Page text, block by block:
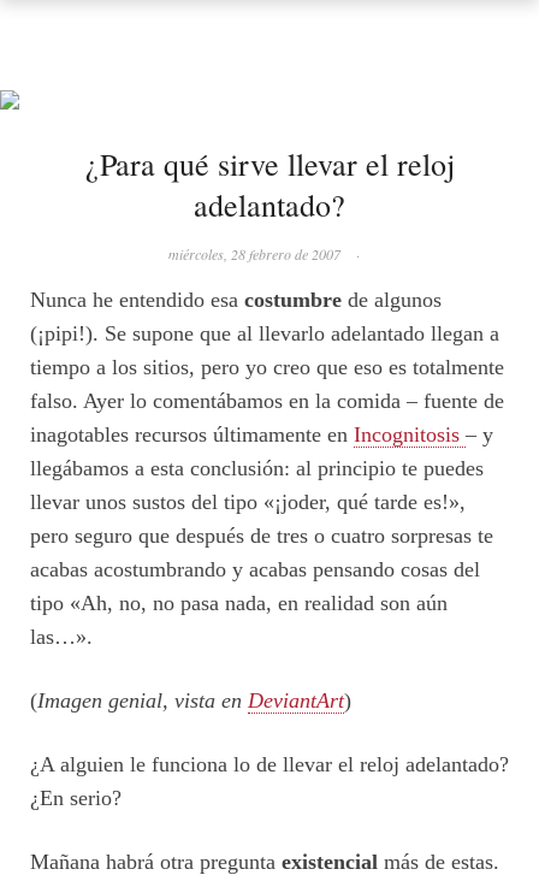
¿Para qué sirve llevar el reloj
adelantado?
miércoles, 28 febrero de 2007 ·
Nunca he entendido esa costumbre de algunos
(¡pipi!). Se supone que al llevarlo adelantado llegan a
tiempo a los sitios, pero yo creo que eso es totalmente
falso. Ayer lo comentábamos en la comida – fuente de
inagotables recursos últimamente en Incognitosis – y
llegábamos a esta conclusión: al principio te puedes
llevar unos sustos del tipo «¡joder, qué tarde es!»,
pero seguro que después de tres o cuatro sorpresas te
acabas acostumbrando y acabas pensando cosas del
tipo «Ah, no, no pasa nada, en realidad son aún
las…».
(Imagen genial, vista en DeviantArt)
¿A alguien le funciona lo de llevar el reloj adelantado?
¿En serio?
Mañana habrá otra pregunta existencial más de estas.